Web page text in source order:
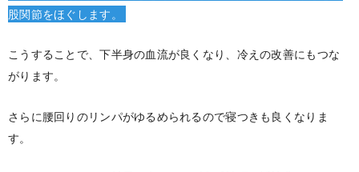
股関節をほぐします。
こうすることで、下半身の血流が良くなり、冷えの改善にもつな
がります。
さらに腰回りのリンパがゆるめられるので寝つきも良くなりま
す。